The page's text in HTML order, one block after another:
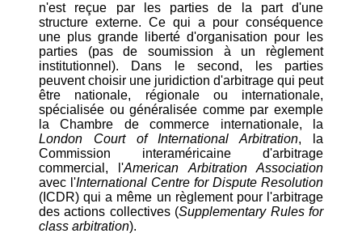
n'est reçue par les parties de la part d'une
structure externe. Ce qui a pour conséquence
une plus grande liberté d'organisation pour les
parties (pas de soumission à un règlement
institutionnel). Dans le second, les parties
peuvent choisir une juridiction d'arbitrage qui peut
être nationale, régionale ou internationale,
spécialisée ou généralisée comme par exemple
la Chambre de commerce internationale, la
London Court of International Arbitration, la
Commission interaméricaine d'arbitrage
commercial, l'American Arbitration Association
avec l'International Centre for Dispute Resolution
(ICDR) qui a même un règlement pour l'arbitrage
des actions collectives (Supplementary Rules for
class arbitration).